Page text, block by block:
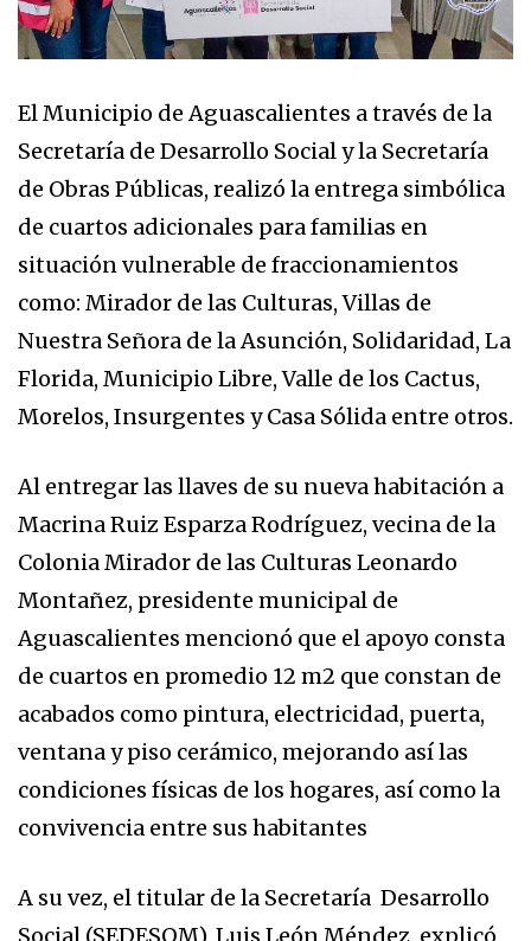
El Municipio de Aguascalientes a través de la
Secretaría de Desarrollo Social y la Secretaría
de Obras Públicas, realizó la entrega simbólica
de cuartos adicionales para familias en
situación vulnerable de fraccionamientos
como: Mirador de las Culturas, Villas de
Nuestra Señora de la Asunción, Solidaridad, La
Florida, Municipio Libre, Valle de los Cactus,
Morelos, Insurgentes y Casa Sólida entre otros.
Al entregar las llaves de su nueva habitación a
Macrina Ruiz Esparza Rodríguez, vecina de la
Colonia Mirador de las Culturas Leonardo
Montañez, presidente municipal de
Aguascalientes mencionó que el apoyo consta
de cuartos en promedio 12 m2 que constan de
acabados como pintura, electricidad, puerta,
ventana y piso cerámico, mejorando así las
condiciones físicas de los hogares, así como la
convivencia entre sus habitantes
A su vez, el titular de la Secretaría Desarrollo